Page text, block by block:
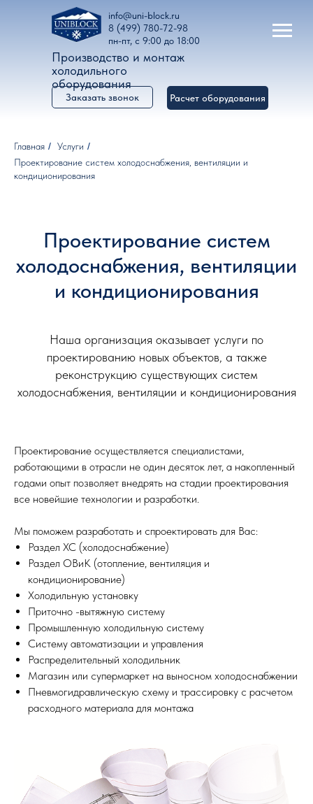
Производство и монтаж
холодильного
оборудования
8 (499) 780-72-98
info@uni-block.ru
пн-пт, с 9:00 до 18:00
Расчет оборудования
Заказать звонок
Главная / Услуги /
Проектирование систем холодоснабжения, вентиляции и
кондиционирования
Проектирование систем
холодоснабжения, вентиляции
и кондиционирования
Наша организация оказывает услуги по
проектированию новых объектов, а также
реконструкцию существующих систем
холодоснабжения, вентиляции и кондиционирования
Проектирование осуществляется специалистами,
работающими в отрасли не один десяток лет, а накопленный
годами опыт позволяет внедрять на стадии проектирования
все новейшие технологии и разработки.
Мы поможем разработать и спроектировать для Вас:
Раздел ХС (холодоснабжение)
Раздел ОВиК (отопление, вентиляция и
кондиционирование)
Холодильную установку
Приточно -вытяжную систему
Промышленную холодильную систему
Систему автоматизации и управления
Распределительный холодильник
Магазин или супермаркет на выносном холодоснабжении
Пневмогидравлическую схему и трассировку с расчетом
расходного материала для монтажа